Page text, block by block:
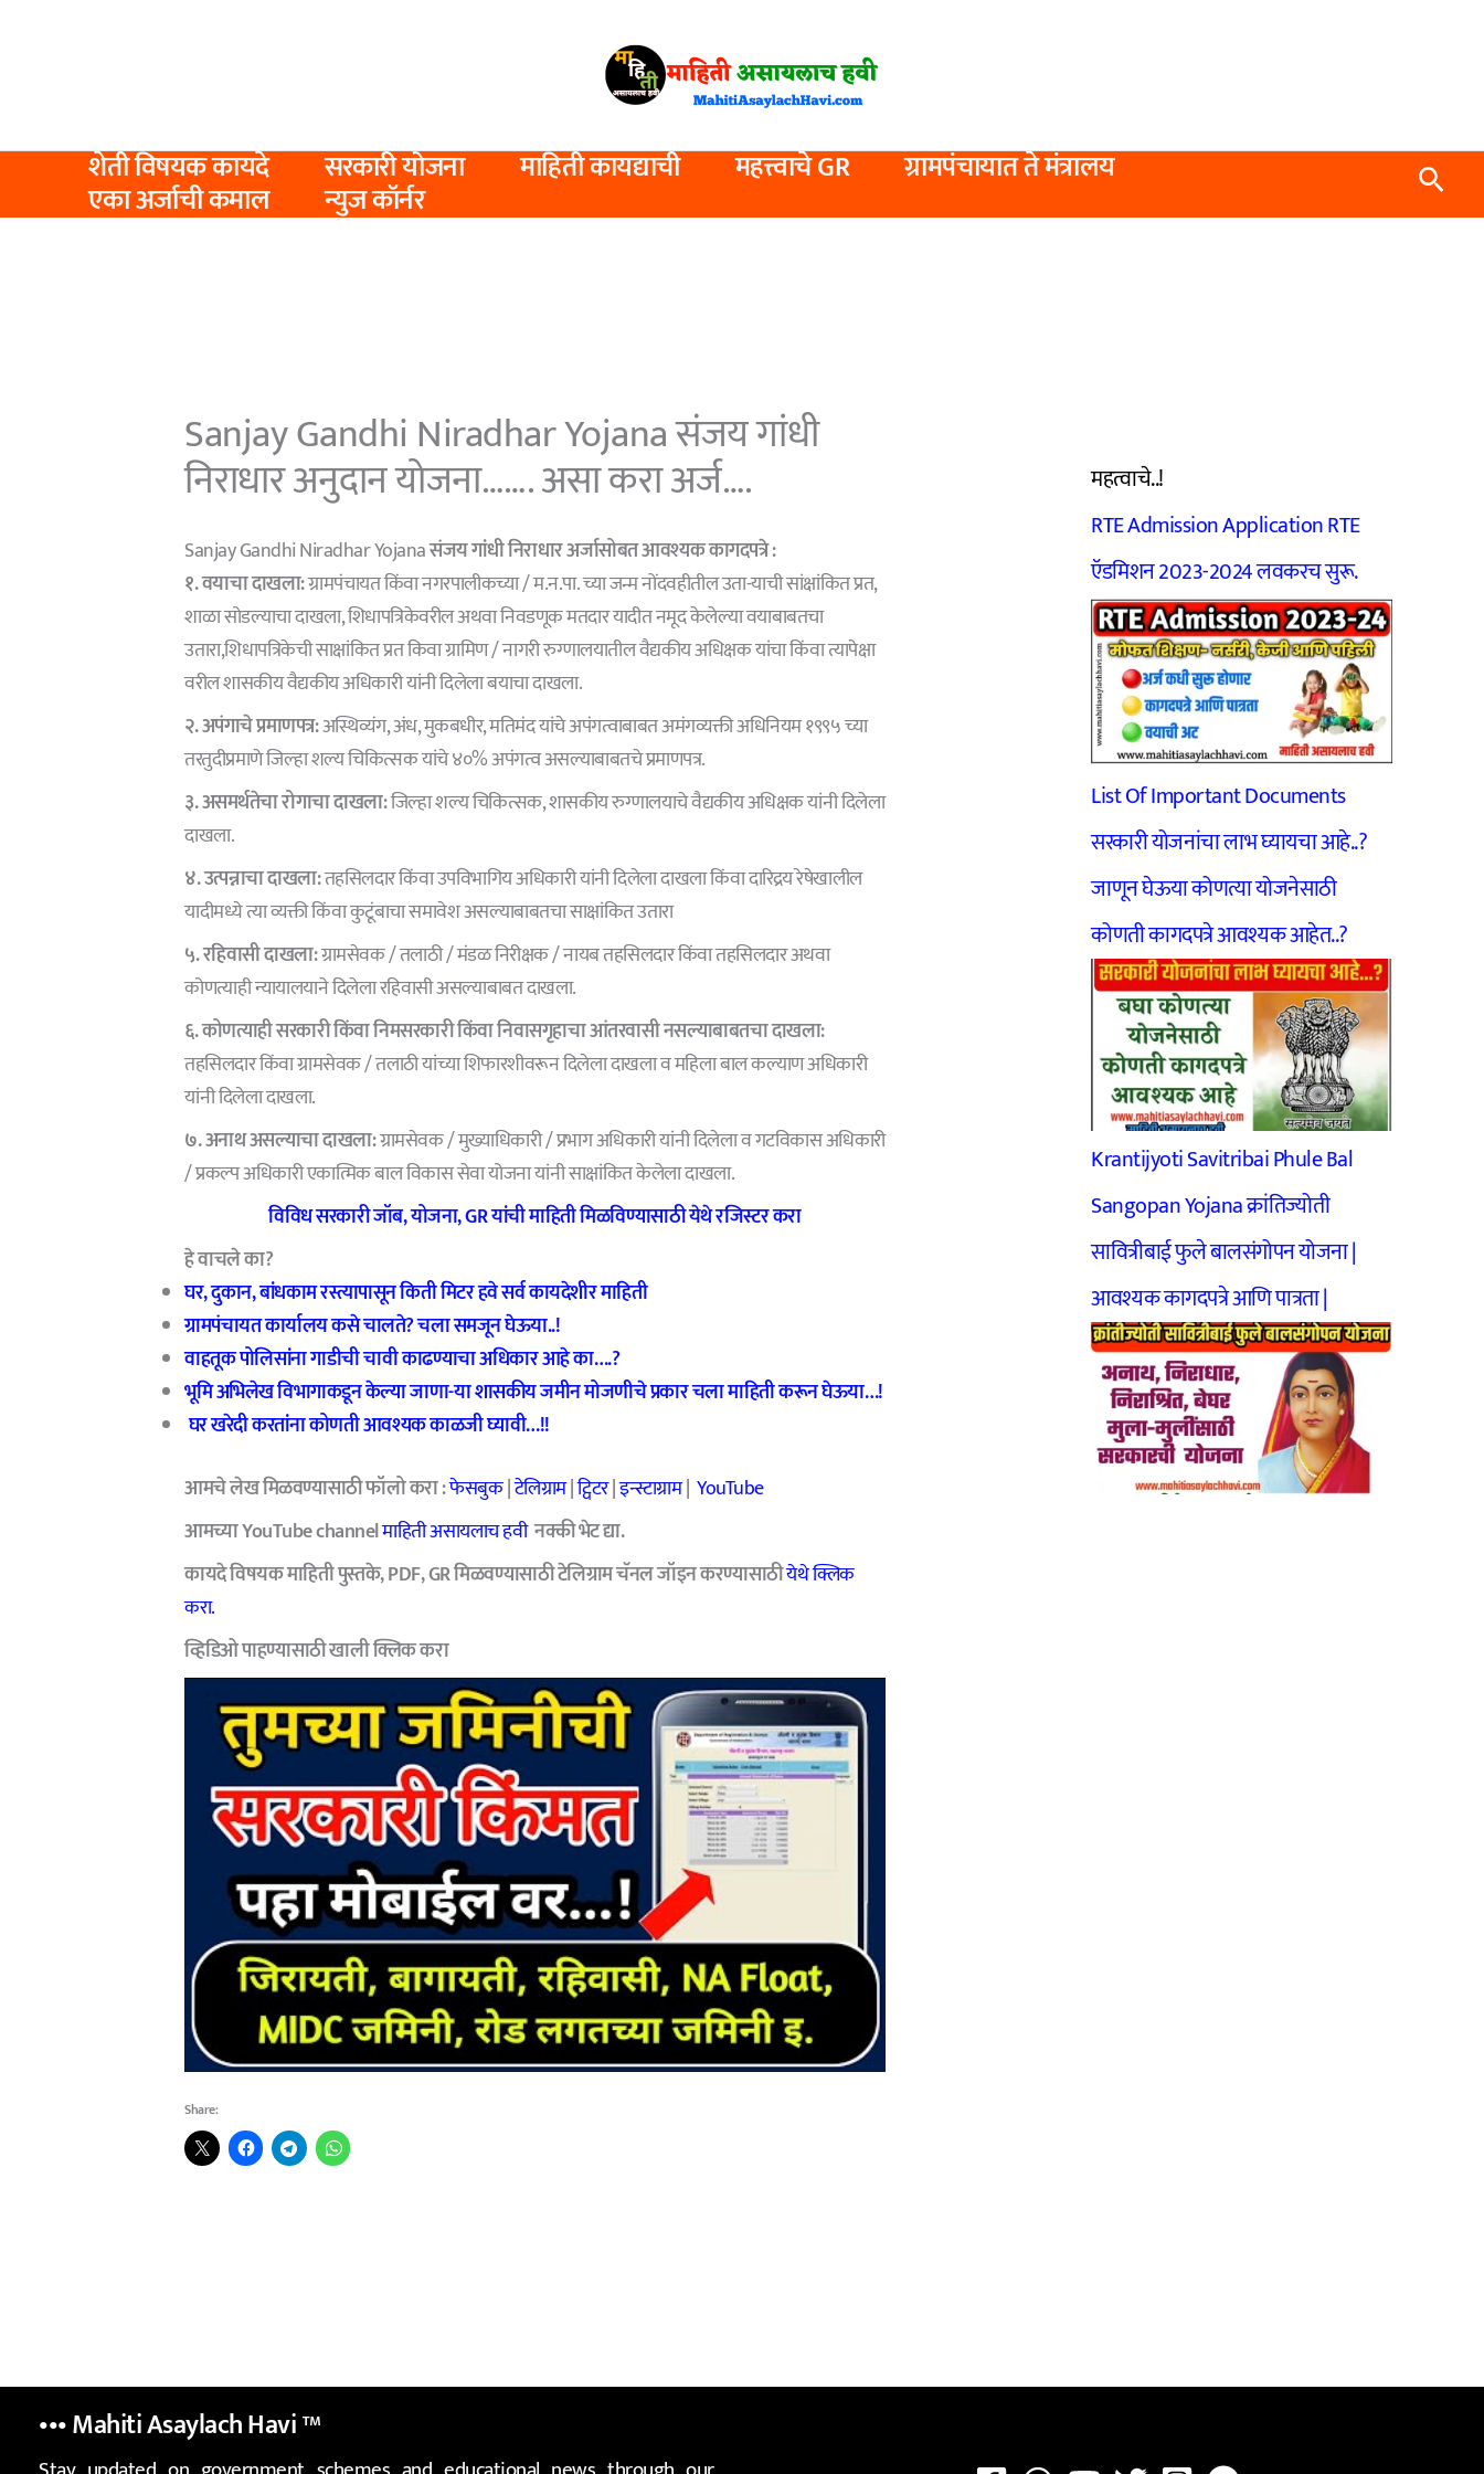
शेती विषयक कायदे सरकारी योजना माहिती कायद्याची महत्त्वाचे GR ग्रामपंचायात ते मंत्रालय
एका अर्जाची कमाल न्युज कॉर्नर
Sanjay Gandhi Niradhar Yojana संजय गांधी
निराधार अनुदान योजना……. असा करा अर्ज….
Sanjay Gandhi Niradhar Yojanaसंजय गांधी निराधारअर्जासोबत आवश्यक कागदपत्रे :
१. वयाचा दाखला:ग्रामपंचायत किंवा नगरपालीकच्या / म.न.पा. च्या जन्म नोंदवहीतील उता-याची सांक्षांकित प्रत,
शाळा सोडल्याचा दाखला, शिधापत्रिकेवरील अथवा निवडणूक मतदार यादीत नमूद केलेल्या वयाबाबतचा
उतारा,शिधापत्रिकेची साक्षांकित प्रत किवा ग्रामिण / नागरी रुग्णालयातील वैद्यकीय अधिक्षक यांचा किंवा त्यापेक्षा
वरील शासकीय वैद्यकीय अधिकारी यांनी दिलेला बयाचा दाखला.
२. अपंगाचे प्रमाणपत्र:अस्थिव्यंग, अंध, मुकबधीर, मतिमंद यांचे अपंगत्वाबाबत अमंगव्यक्ती अधिनियम १९९५ च्या
तरतुदीप्रमाणे जिल्हा शल्य चिकित्सक यांचे ४०% अपंगत्व असल्याबाबतचे प्रमाणपत्र.
३. असमर्थतेचा रोगाचा दाखला:जिल्हा शल्य चिकित्सक, शासकीय रुग्णालयाचे वैद्यकीय अधिक्षक यांनी दिलेला
दाखला.
४. उत्पन्नाचा दाखला:तहसिलदार किंवा उपविभागिय अधिकारी यांनी दिलेला दाखला किंवा दारिद्रय रेषेखालील
यादीमध्ये त्या व्यक्ती किंवा कुटूंबाचा समावेश असल्याबाबतचा साक्षांकित उतारा
५. रहिवासी दाखला:ग्रामसेवक / तलाठी / मंडळ निरीक्षक / नायब तहसिलदार किंवा तहसिलदार अथवा
कोणत्याही न्यायालयाने दिलेला रहिवासी असल्याबाबत दाखला.
६. कोणत्याही सरकारी किंवा निमसरकारी किंवा निवासगृहाचा आंतरवासी नसल्याबाबतचा दाखला:
तहसिलदार किंवा ग्रामसेवक / तलाठी यांच्या शिफारशीवरून दिलेला दाखला व महिला बाल कल्याण अधिकारी
यांनी दिलेला दाखला.
७. अनाथ असल्याचा दाखला:ग्रामसेवक / मुख्याधिकारी / प्रभाग अधिकारी यांनी दिलेला व गटविकास अधिकारी
/ प्रकल्प अधिकारी एकात्मिक बाल विकास सेवा योजना यांनी साक्षांकित केलेला दाखला.
विविध सरकारी जॉब, योजना, GR यांची माहिती मिळविण्यासाठी येथे रजिस्टर करा
हे वाचले का?
घर,दुकान,बांधकाम रस्त्यापासून किती मिटर हवे सर्व कायदेशीर माहिती
ग्रामपंचायत कार्यालय कसे चालते?चला समजून घेऊया..!
वाहतूक पोलिसांना गाडीची चावी काढण्याचा अधिकार आहे का….?
भूमि अभिलेख विभागाकडून केल्या जाणा-या शासकीय जमीन मोजणीचे प्रकार चला माहिती करून घेऊया…!
घर खरेदी करतांना कोणती आवश्यक काळजी घ्यावी…!!
आमचेलेख मिळवण्यासाठी फॉलो करा :फेसबुक|टेलिग्राम|ट्विटर|इन्स्टाग्राम|YouTube
आमच्या YouTube channelमाहिती असायलाच हवी नक्की भेट द्या.
कायदे विषयक माहिती पुस्तके, PDF, GR मिळवण्यासाठी टेलिग्राम चॅनल जॉइन करण्यासाठीयेथे क्लिक
करा.
व्हिडिओ पाहण्यासाठी खाली क्लिक करा
Share:
महत्वाचे..!
RTE Admission Application RTE
ऍडमिशन 2023-2024 लवकरच सुरू.
List Of Important Documents
सरकारी योजनांचा लाभ घ्यायचा आहे..?
जाणून घेऊया कोणत्या योजनेसाठी
कोणती कागदपत्रे आवश्यक आहेत..?
Krantijyoti Savitribai Phule Bal
Sangopan Yojana क्रांतिज्योती
सावित्रीबाई फुले बालसंगोपन योजना |
आवश्यक कागदपत्रे आणि पात्रता |
••• Mahiti Asaylach Havi™